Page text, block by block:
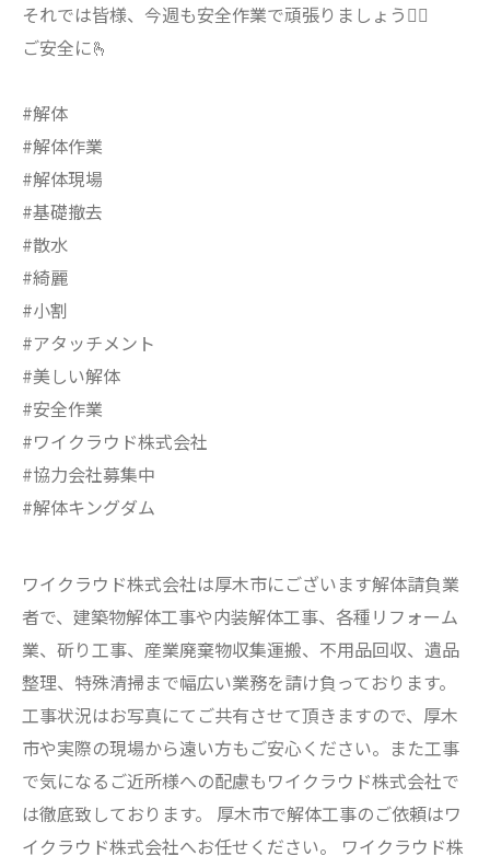
それでは皆様、今週も安全作業で頑張りましょう🙋‍♂️
ご安全に🫰
#解体
#解体作業
#解体現場
#基礎撤去
#散水
#綺麗
#小割
#アタッチメント
#美しい解体
#安全作業
#ワイクラウド株式会社
#協力会社募集中
#解体キングダム
ワイクラウド株式会社は厚木市にございます解体請負業
者で、建築物解体工事や内装解体工事、各種リフォーム
業、斫り工事、産業廃棄物収集運搬、不用品回収、遺品
整理、特殊清掃まで幅広い業務を請け負っております。
工事状況はお写真にてご共有させて頂きますので、厚木
市や実際の現場から遠い方もご安心ください。また工事
で気になるご近所様への配慮もワイクラウド株式会社で
は徹底致しております。 厚木市で解体工事のご依頼はワ
イクラウド株式会社へお任せください。 ワイクラウド株